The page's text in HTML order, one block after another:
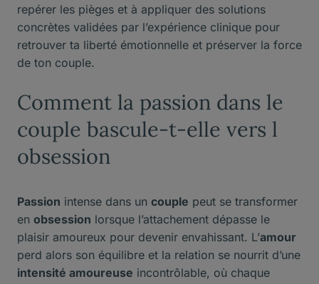
repérer les pièges et à appliquer des solutions
concrètes validées par l’expérience clinique pour
retrouver ta liberté émotionnelle et préserver la force
de ton couple.
Comment la passion dans le
couple bascule-t-elle vers l
obsession
Passion intense dans un couple peut se transformer
en obsession lorsque l’attachement dépasse le
plaisir amoureux pour devenir envahissant. L’amour
perd alors son équilibre et la relation se nourrit d’une
intensité amoureuse incontrôlable, où chaque